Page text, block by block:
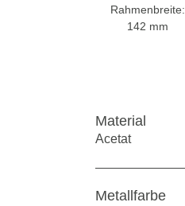
Rahmenbreite:
142 mm
Material
Acetat
Metallfarbe